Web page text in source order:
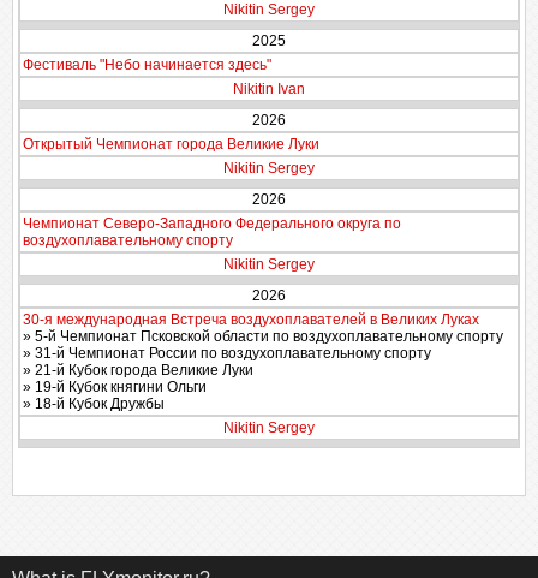
Nikitin Sergey
2025
Фестиваль "Небо начинается здесь"
Nikitin Ivan
2026
Открытый Чемпионат города Великие Луки
Nikitin Sergey
2026
Чемпионат Северо-Западного Федерального округа по
воздухоплавательному спорту
Nikitin Sergey
2026
30-я международная Встреча воздухоплавателей в Великих Луках
» 5-й Чемпионат Псковской области по воздухоплавательному спорту
» 31-й Чемпионат России по воздухоплавательному спорту
» 21-й Кубок города Великие Луки
» 19-й Кубок княгини Ольги
» 18-й Кубок Дружбы
Nikitin Sergey